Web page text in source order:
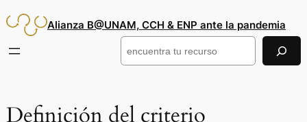
al
Alianza B@UNAM, CCH & ENP ante la pandemia
Buscar
Definición del criterio